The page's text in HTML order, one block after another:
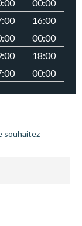
00:00
16:00
00:00
18:00
00:00
souhaitez